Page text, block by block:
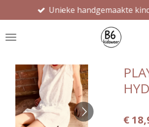
direct
naar
Unieke handgemaakte
€